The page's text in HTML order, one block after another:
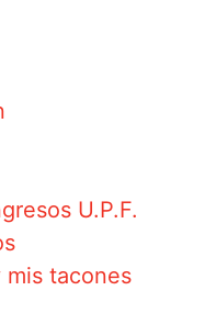
U.P.F.
mis tacones